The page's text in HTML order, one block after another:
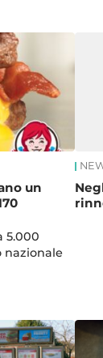
un
5.000
nazionale